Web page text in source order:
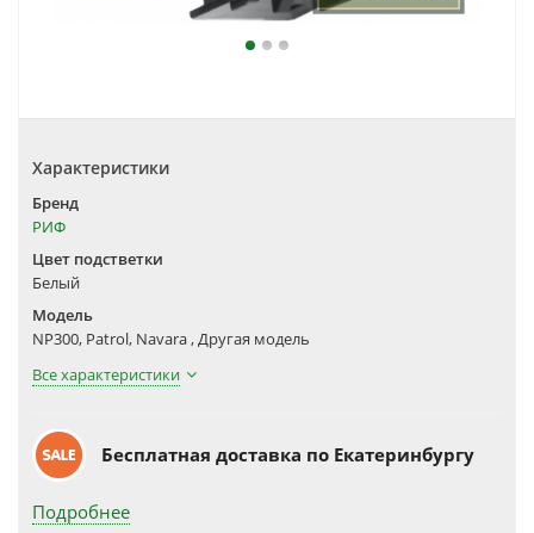
Характеристики
Бренд
РИФ
Цвет подстветки
Белый
Модель
NP300, Patrol, Navara , Другая модель
Все характеристики
Бесплатная доставка по Екатеринбургу
Подробнее